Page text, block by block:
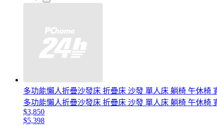
多功能懶人折疊沙發床 折疊床 沙發 單人床 躺椅 午休椅
多功能懶人折疊沙發床 折疊床 沙發 單人床 躺椅 午休椅
$3,850
$5,398